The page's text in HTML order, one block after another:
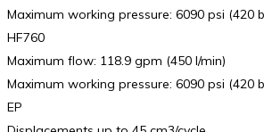
Maximum working pressure: 6090 psi (420
HF760
Maximum flow: 118.9 gpm (450 l/min)
Maximum working pressure: 6090 psi (420
EP